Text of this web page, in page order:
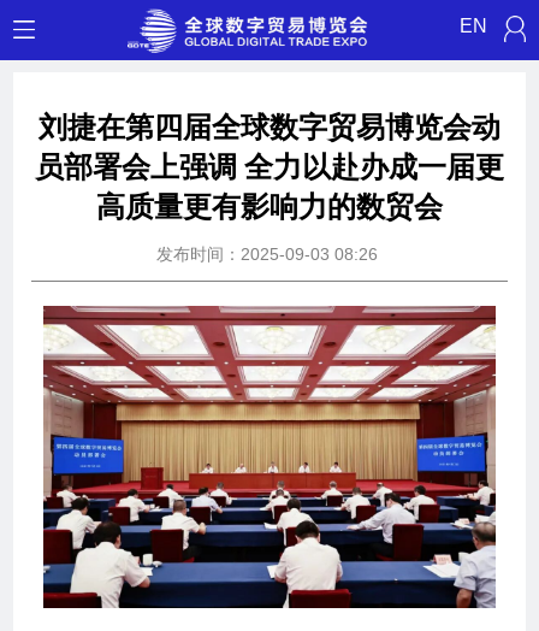
EN
刘捷在第四届全球数字贸易博览会动
员部署会上强调 全力以赴办成一届更
高质量更有影响力的数贸会
发布时间：2025-09-03 08:26